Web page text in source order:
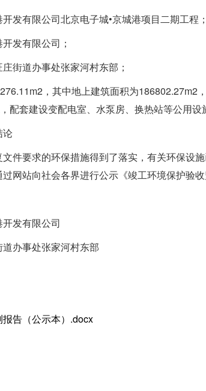
发有限公司北京电子城•京城港项目二期工程；
发有限公司；
街道办事处张家河村东部；
，其中地上建筑面积为
配套建设变配电室、水泵房、换热站等公用
论
件要求的环保措施得到了落实，有关环保设
网站向社会各界进行公示《竣工环境保护验收
发有限公司
办事处张家河村东部
告（公示本）.docx